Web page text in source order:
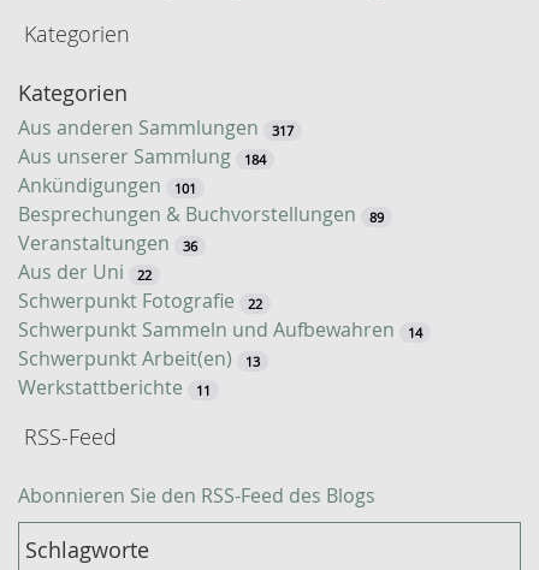
S
u
c
h
e
Kategorien
Kategorien
Aus anderen Sammlungen 317
Aus unserer Sammlung 184
Ankündigungen 101
Besprechungen & Buchvorstellungen 89
Veranstaltungen 36
Aus der Uni 22
Schwerpunkt Fotografie 22
Schwerpunkt Sammeln und Aufbewahren 14
Schwerpunkt Arbeit(en) 13
Werkstattberichte 11
RSS-Feed
Abonnieren Sie den RSS-Feed des Blogs
Schlagworte